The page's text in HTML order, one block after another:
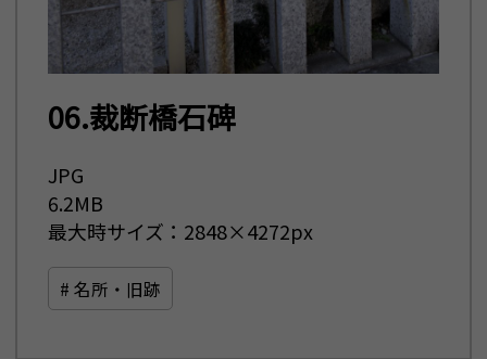
06.裁断橋石碑
JPG
6.2MB
最大時サイズ：2848×4272px
# 名所・旧跡